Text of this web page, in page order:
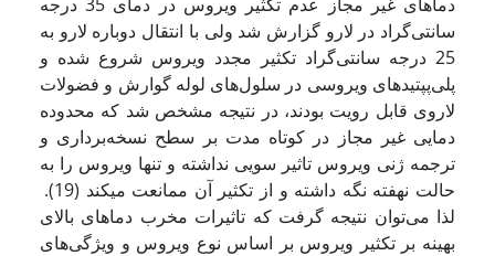
سانتی‌گراد در لارو گزارش شد ولی با انتقال دوباره لارو به
25 درجه سانتی‌گراد تکثیر مجدد ویروس شروع شده و
پلی‌پپتیدهای ویروسی در سلول‌های لوله گوارش و فضولات
لاروی قابل رویت بودند، در نتیجه مشخص شد که محدوده
دمایی غیر مجاز در کوتاه مدت بر سطح نسخه‌برداری و
ترجمه ژنی ویروس تاثیر سویی نداشته و تنها ویروس را به
حالت نهفته نگه داشته و از تکثیر آن ممانعت می­کند (19).
لذا می‌توان نتیجه گرفت که تاثیرات مخرب دماهای بالای
بهینه بر تکثیر ویروس بر اساس نوع ویروس و ویژگی‌های